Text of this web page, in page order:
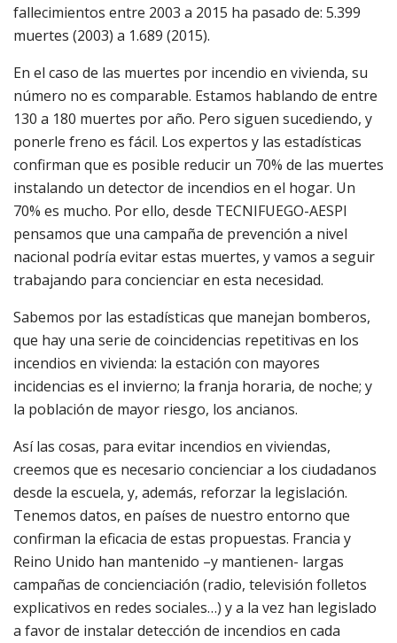
fallecimientos entre 2003 a 2015 ha pasado de: 5.399
muertes (2003) a 1.689 (2015).
En el caso de las muertes por incendio en vivienda, su
número no es comparable. Estamos hablando de entre
130 a 180 muertes por año. Pero siguen sucediendo, y
ponerle freno es fácil. Los expertos y las estadísticas
confirman que es posible reducir un 70% de las muertes
instalando un detector de incendios en el hogar. Un
70% es mucho. Por ello, desde TECNIFUEGO-AESPI
pensamos que una campaña de prevención a nivel
nacional podría evitar estas muertes, y vamos a seguir
trabajando para concienciar en esta necesidad.
Sabemos por las estadísticas que manejan bomberos,
que hay una serie de coincidencias repetitivas en los
incendios en vivienda: la estación con mayores
incidencias es el invierno; la franja horaria, de noche; y
la población de mayor riesgo, los ancianos.
Así las cosas, para evitar incendios en viviendas,
creemos que es necesario concienciar a los ciudadanos
desde la escuela, y, además, reforzar la legislación.
Tenemos datos, en países de nuestro entorno que
confirman la eficacia de estas propuestas. Francia y
Reino Unido han mantenido –y mantienen- largas
campañas de concienciación (radio, televisión folletos
explicativos en redes sociales…) y a la vez han legislado
a favor de instalar detección de incendios en cada